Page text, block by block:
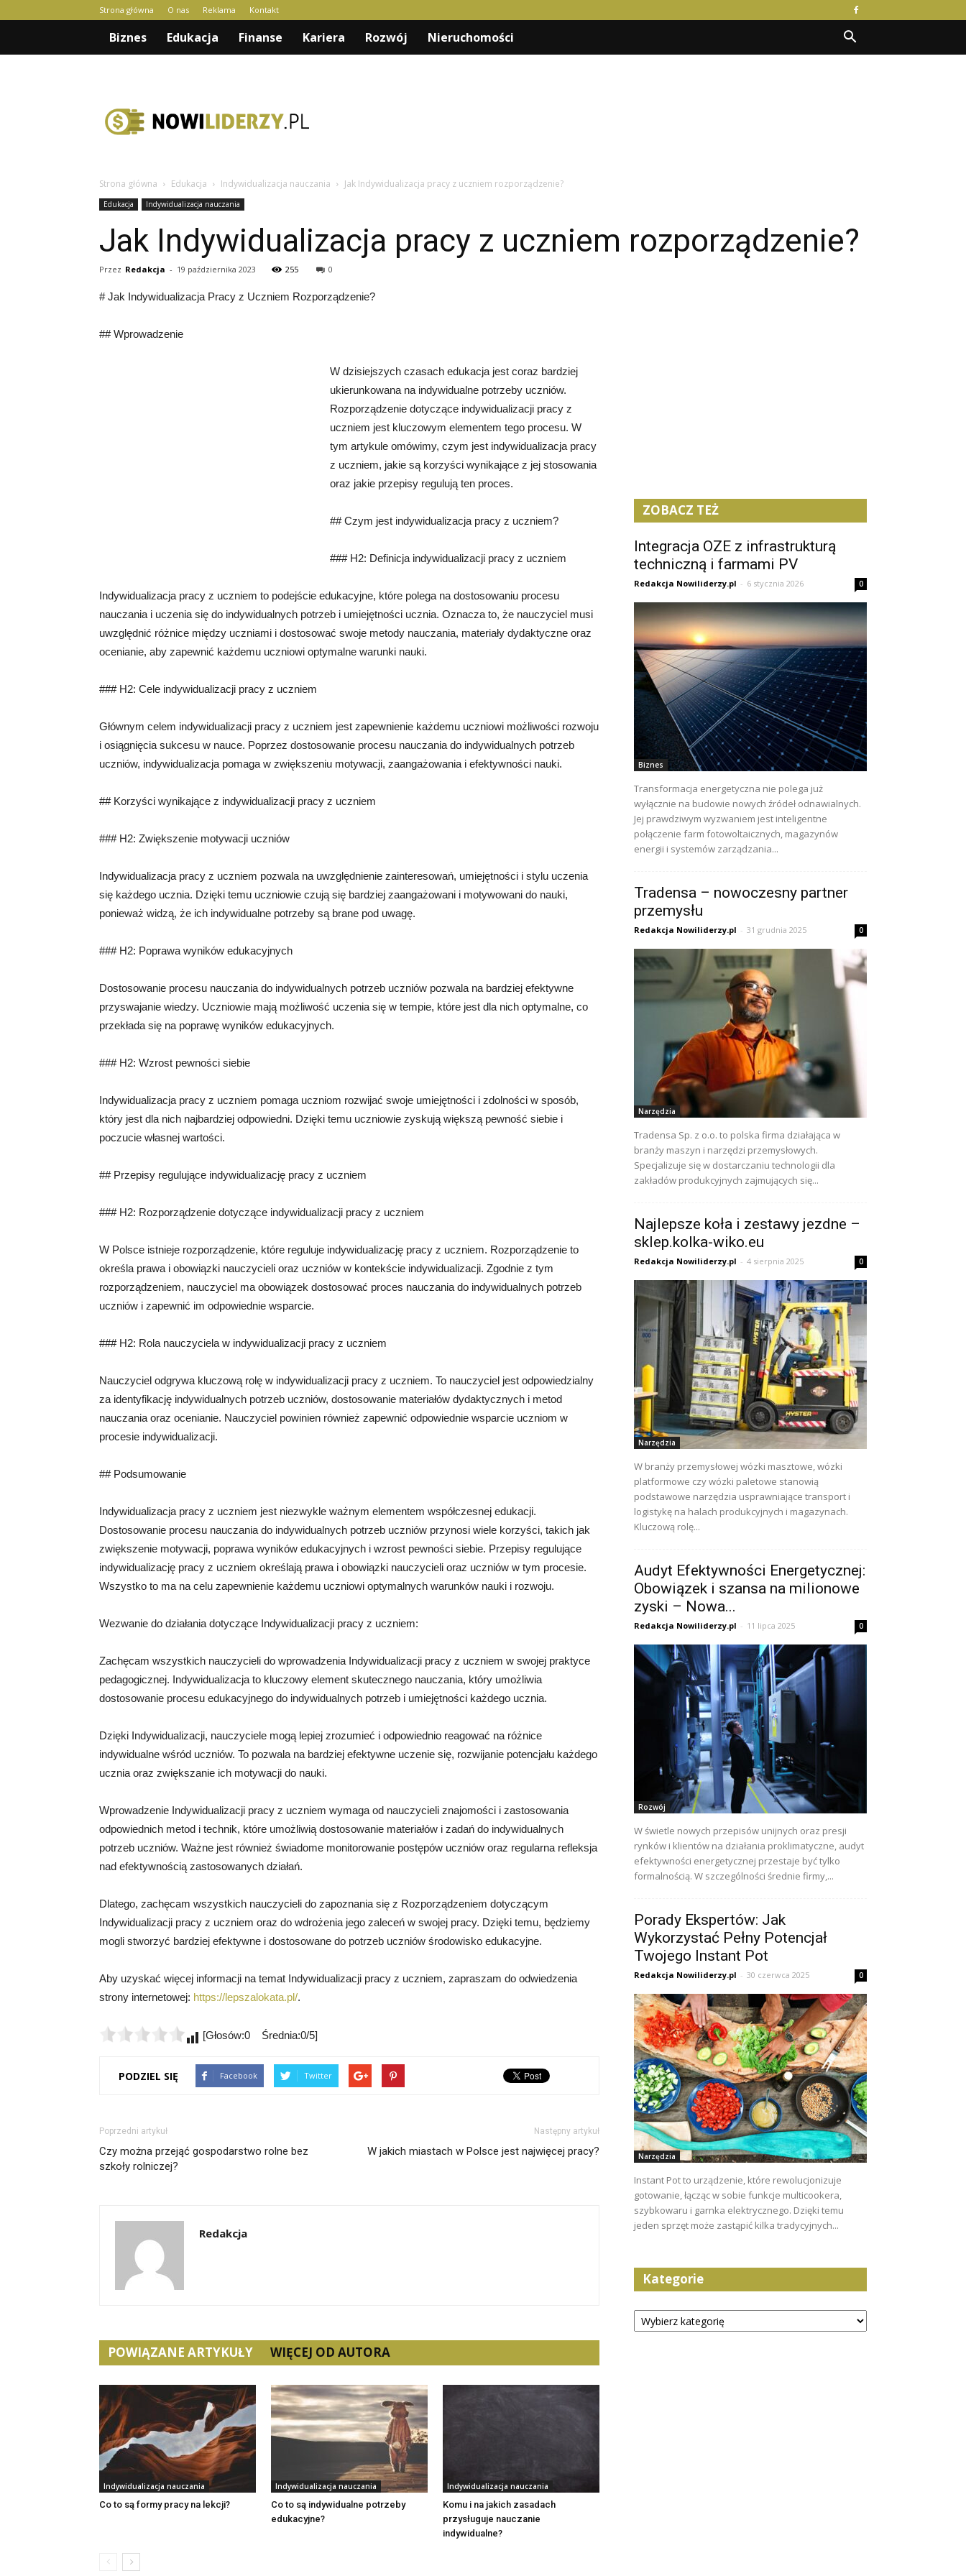
Strona główna O nas Reklama Kontakt
Biznes Edukacja Finanse Kariera Rozwój Nieruchomości
Strona główna Edukacja Indywidualizacja nauczania Jak Indywidualizacja pracy z uczniem rozporządzenie?
Edukacja Indywidualizacja nauczania
Jak Indywidualizacja pracy z uczniem rozporządzenie?
Przez Redakcja - 19 października 2023 255 0
# Jak Indywidualizacja Pracy z Uczniem Rozporządzenie?
## Wprowadzenie
W dzisiejszych czasach edukacja jest coraz bardziej
ukierunkowana na indywidualne potrzeby uczniów.
Rozporządzenie dotyczące indywidualizacji pracy z
uczniem jest kluczowym elementem tego procesu. W
tym artykule omówimy, czym jest indywidualizacja pracy
z uczniem, jakie są korzyści wynikające z jej stosowania
oraz jakie przepisy regulują ten proces.
## Czym jest indywidualizacja pracy z uczniem?
### H2: Definicja indywidualizacji pracy z uczniem
Indywidualizacja pracy z uczniem to podejście edukacyjne, które polega na dostosowaniu procesu
nauczania i uczenia się do indywidualnych potrzeb i umiejętności ucznia. Oznacza to, że nauczyciel musi
uwzględnić różnice między uczniami i dostosować swoje metody nauczania, materiały dydaktyczne oraz
ocenianie, aby zapewnić każdemu uczniowi optymalne warunki nauki.
### H2: Cele indywidualizacji pracy z uczniem
Głównym celem indywidualizacji pracy z uczniem jest zapewnienie każdemu uczniowi możliwości rozwoju
i osiągnięcia sukcesu w nauce. Poprzez dostosowanie procesu nauczania do indywidualnych potrzeb
uczniów, indywidualizacja pomaga w zwiększeniu motywacji, zaangażowania i efektywności nauki.
## Korzyści wynikające z indywidualizacji pracy z uczniem
### H2: Zwiększenie motywacji uczniów
Indywidualizacja pracy z uczniem pozwala na uwzględnienie zainteresowań, umiejętności i stylu uczenia
się każdego ucznia. Dzięki temu uczniowie czują się bardziej zaangażowani i motywowani do nauki,
ponieważ widzą, że ich indywidualne potrzeby są brane pod uwagę.
### H2: Poprawa wyników edukacyjnych
Dostosowanie procesu nauczania do indywidualnych potrzeb uczniów pozwala na bardziej efektywne
przyswajanie wiedzy. Uczniowie mają możliwość uczenia się w tempie, które jest dla nich optymalne, co
przekłada się na poprawę wyników edukacyjnych.
### H2: Wzrost pewności siebie
Indywidualizacja pracy z uczniem pomaga uczniom rozwijać swoje umiejętności i zdolności w sposób,
który jest dla nich najbardziej odpowiedni. Dzięki temu uczniowie zyskują większą pewność siebie i
poczucie własnej wartości.
## Przepisy regulujące indywidualizację pracy z uczniem
### H2: Rozporządzenie dotyczące indywidualizacji pracy z uczniem
W Polsce istnieje rozporządzenie, które reguluje indywidualizację pracy z uczniem. Rozporządzenie to
określa prawa i obowiązki nauczycieli oraz uczniów w kontekście indywidualizacji. Zgodnie z tym
rozporządzeniem, nauczyciel ma obowiązek dostosować proces nauczania do indywidualnych potrzeb
uczniów i zapewnić im odpowiednie wsparcie.
### H2: Rola nauczyciela w indywidualizacji pracy z uczniem
Nauczyciel odgrywa kluczową rolę w indywidualizacji pracy z uczniem. To nauczyciel jest odpowiedzialny
za identyfikację indywidualnych potrzeb uczniów, dostosowanie materiałów dydaktycznych i metod
nauczania oraz ocenianie. Nauczyciel powinien również zapewnić odpowiednie wsparcie uczniom w
procesie indywidualizacji.
## Podsumowanie
Indywidualizacja pracy z uczniem jest niezwykle ważnym elementem współczesnej edukacji.
Dostosowanie procesu nauczania do indywidualnych potrzeb uczniów przynosi wiele korzyści, takich jak
zwiększenie motywacji, poprawa wyników edukacyjnych i wzrost pewności siebie. Przepisy regulujące
indywidualizację pracy z uczniem określają prawa i obowiązki nauczycieli oraz uczniów w tym procesie.
Wszystko to ma na celu zapewnienie każdemu uczniowi optymalnych warunków nauki i rozwoju.
Wezwanie do działania dotyczące Indywidualizacji pracy z uczniem:
Zachęcam wszystkich nauczycieli do wprowadzenia Indywidualizacji pracy z uczniem w swojej praktyce
pedagogicznej. Indywidualizacja to kluczowy element skutecznego nauczania, który umożliwia
dostosowanie procesu edukacyjnego do indywidualnych potrzeb i umiejętności każdego ucznia.
Dzięki Indywidualizacji, nauczyciele mogą lepiej zrozumieć i odpowiednio reagować na różnice
indywidualne wśród uczniów. To pozwala na bardziej efektywne uczenie się, rozwijanie potencjału każdego
ucznia oraz zwiększanie ich motywacji do nauki.
Wprowadzenie Indywidualizacji pracy z uczniem wymaga od nauczycieli znajomości i zastosowania
odpowiednich metod i technik, które umożliwią dostosowanie materiałów i zadań do indywidualnych
potrzeb uczniów. Ważne jest również świadome monitorowanie postępów uczniów oraz regularna refleksja
nad efektywnością zastosowanych działań.
Dlatego, zachęcam wszystkich nauczycieli do zapoznania się z Rozporządzeniem dotyczącym
Indywidualizacji pracy z uczniem oraz do wdrożenia jego zaleceń w swojej pracy. Dzięki temu, będziemy
mogli stworzyć bardziej efektywne i dostosowane do potrzeb uczniów środowisko edukacyjne.
Aby uzyskać więcej informacji na temat Indywidualizacji pracy z uczniem, zapraszam do odwiedzenia
strony internetowej: https://lepszalokata.pl/.
[Głosów:0 Średnia:0/5]
PODZIEL SIĘ Facebook Twitter
Poprzedni artykuł
Czy można przejąć gospodarstwo rolne bez
szkoły rolniczej?
Następny artykuł
W jakich miastach w Polsce jest najwięcej pracy?
Redakcja
POWIĄZANE ARTYKUŁY WIĘCEJ OD AUTORA
Indywidualizacja nauczania
Co to są formy pracy na lekcji?
Indywidualizacja nauczania
Co to są indywidualne potrzeby
edukacyjne?
Indywidualizacja nauczania
Komu i na jakich zasadach
przysługuje nauczanie
indywidualne?
ZOBACZ TEŻ
Integracja OZE z infrastrukturą
techniczną i farmami PV
Redakcja Nowiliderzy.pl - 6 stycznia 2026 0
Biznes
Transformacja energetyczna nie polega już
wyłącznie na budowie nowych źródeł odnawialnych.
Jej prawdziwym wyzwaniem jest inteligentne
połączenie farm fotowoltaicznych, magazynów
energii i systemów zarządzania...
Tradensa – nowoczesny partner
przemysłu
Redakcja Nowiliderzy.pl - 31 grudnia 2025 0
Narzędzia
Tradensa Sp. z o.o. to polska firma działająca w
branży maszyn i narzędzi przemysłowych.
Specjalizuje się w dostarczaniu technologii dla
zakładów produkcyjnych zajmujących się...
Najlepsze koła i zestawy jezdne –
sklep.kolka-wiko.eu
Redakcja Nowiliderzy.pl - 4 sierpnia 2025 0
Narzędzia
W branży przemysłowej wózki masztowe, wózki
platformowe czy wózki paletowe stanowią
podstawowe narzędzia usprawniające transport i
logistykę na halach produkcyjnych i magazynach.
Kluczową rolę...
Audyt Efektywności Energetycznej:
Obowiązek i szansa na milionowe
zyski – Nowa...
Redakcja Nowiliderzy.pl - 11 lipca 2025 0
Rozwój
W świetle nowych przepisów unijnych oraz presji
rynków i klientów na działania proklimatyczne, audyt
efektywności energetycznej przestaje być tylko
formalnością. W szczególności średnie firmy,...
Porady Ekspertów: Jak
Wykorzystać Pełny Potencjał
Twojego Instant Pot
Redakcja Nowiliderzy.pl - 30 czerwca 2025 0
Narzędzia
Instant Pot to urządzenie, które rewolucjonizuje
gotowanie, łącząc w sobie funkcje multicookera,
szybkowaru i garnka elektrycznego. Dzięki temu
jeden sprzęt może zastąpić kilka tradycyjnych...
Kategorie
Kategorie